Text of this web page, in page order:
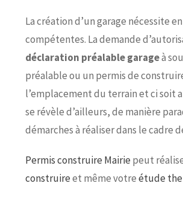
La création d’un garage nécessite
compétentes. La demande
déclaration préalable garageà
préalable ou un permis de
l’emplacement du terrain et ci soit
se révèle d’ailleurs, de manière
démarches à réaliser dans le cadre
Permis construire Mairie peut
construireet même votreétude